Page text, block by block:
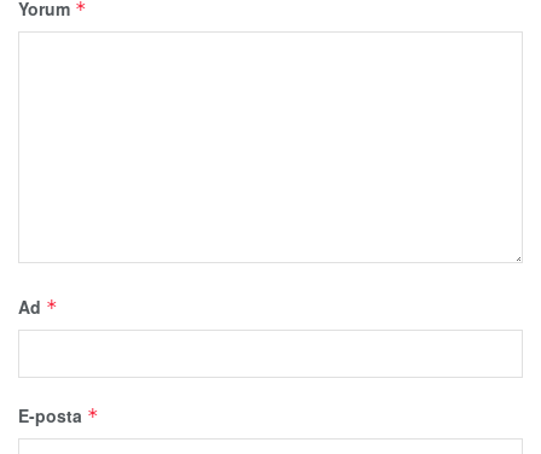
Yorum *
Ad *
E-posta *